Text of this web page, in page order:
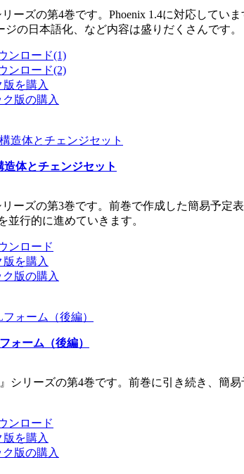
ーズの第4巻です。Phoenix 1.4に対応してい
の日本語化、など内容は盛りだくさんです。
ンロード(1)
ンロード(2)
版を購入
版の購入
体とチェンジセット
ーズの第3巻です。前巻で作成した簡易予定
並行的に進めていきます。
ンロード
版を購入
版の購入
ォーム（後編）
シリーズの第4巻です。前巻に引き続き、簡
ンロード
版を購入
版の購入